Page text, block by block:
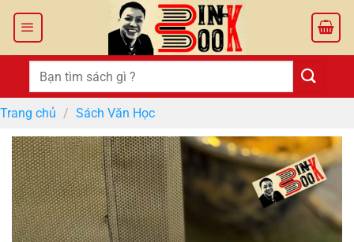
Tìm
kiếm:
Trang chủ / Sách Văn Học